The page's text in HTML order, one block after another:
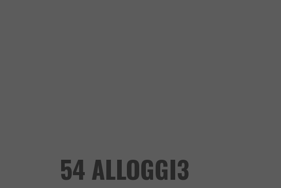
54 ALLOGGI3